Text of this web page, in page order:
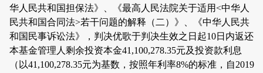
华人民共和国担保法》、《最高人民法院关于适用<中华人
民共和国合同法>若干问题的解释（二）》、《中华人民共
和国民事诉讼法》，判决优歌于判决生效之日起10日内返还
本基金管理人 剩余投资本金41,100,278.35元及投资款利息
（以41,100,278.35元为基数，按照年利率8%的标准，自2019